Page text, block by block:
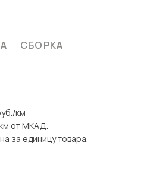
СБОРКА
км
от МКАД.
за единицу товара.